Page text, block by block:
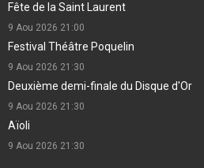
Fête de la Saint Laurent
9 Aou 2026 21:00
Festival Théâtre Poquelin
9 Aou 2026 21:30
Deuxième demi-finale du Disque d'Or
9 Aou 2026 21:30
Aïoli
9 Aou 2026 21:30